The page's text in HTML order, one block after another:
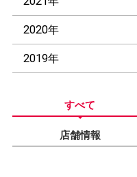
2020年
2019年
すべて
店舗情報